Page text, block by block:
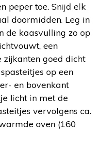
peper toe. Snijd elk
doormidden. Leg in
de kaasvulling zo op
een
zijkanten goed dicht
op een
en bovenkant
licht in met de
vervolgens ca.
oven (160